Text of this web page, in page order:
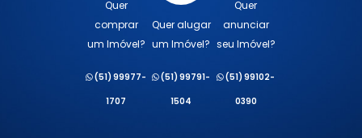
Quer
comprar
um Imóvel?
(51) 99977-
1707
Quer alugar
um Imóvel?
(51) 99791-
1504
Quer
anunciar
seu Imóvel?
(51) 99102-
0390